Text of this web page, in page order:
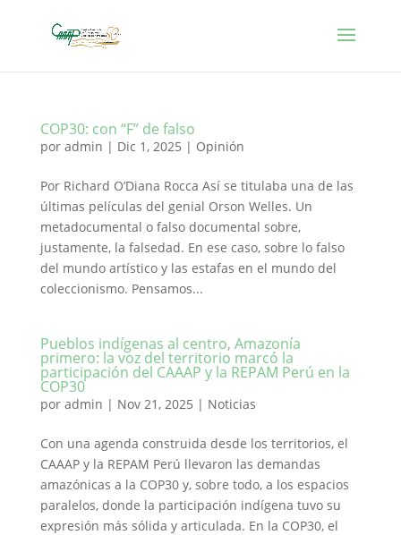
COP30: con “F” de falso
por admin | Dic 1, 2025 | Opinión
Por Richard O’Diana Rocca Así se titulaba una de las
últimas películas del genial Orson Welles. Un
metadocumental o falso documental sobre,
justamente, la falsedad. En ese caso, sobre lo falso
del mundo artístico y las estafas en el mundo del
coleccionismo. Pensamos...
Pueblos indígenas al centro, Amazonía
primero: la voz del territorio marcó la
participación del CAAAP y la REPAM Perú en la
COP30
por admin | Nov 21, 2025 | Noticias
Con una agenda construida desde los territorios, el
CAAAP y la REPAM Perú llevaron las demandas
amazónicas a la COP30 y, sobre todo, a los espacios
paralelos, donde la participación indígena tuvo su
expresión más sólida y articulada. En la COP30, el